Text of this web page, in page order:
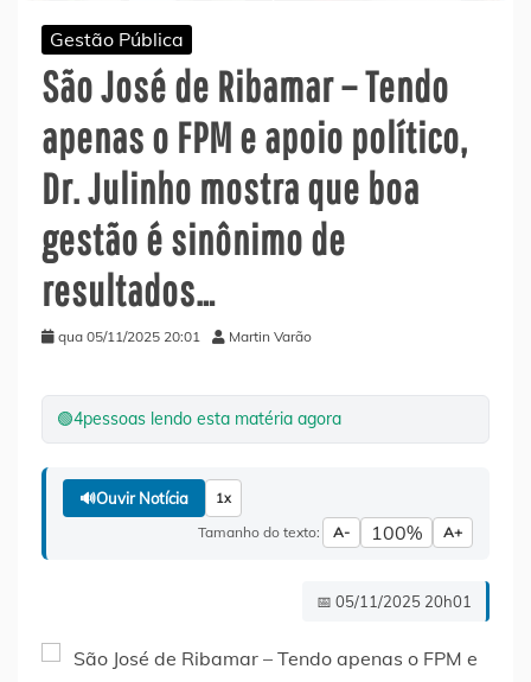
Gestão Pública
São José de Ribamar – Tendo
apenas o FPM e apoio político,
Dr. Julinho mostra que boa
gestão é sinônimo de
resultados…
qua 05/11/2025 20:01 Martin Varão
🟢4pessoas lendo esta matéria agora
🔊Ouvir Notícia 1x
Tamanho do texto: A- 100% A+
📅 05/11/2025 20h01